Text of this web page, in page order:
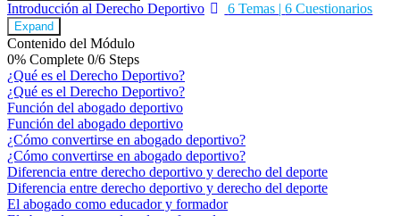
Introducción al Derecho Deportivo 6 Temas | 6 Cuestionarios
Expand
Contenido del Módulo
0% Complete 0/6 Steps
¿Qué es el Derecho Deportivo?
¿Qué es el Derecho Deportivo?
Función del abogado deportivo
Función del abogado deportivo
¿Cómo convertirse en abogado deportivo?
¿Cómo convertirse en abogado deportivo?
Diferencia entre derecho deportivo y derecho del deporte
Diferencia entre derecho deportivo y derecho del deporte
El abogado como educador y formador